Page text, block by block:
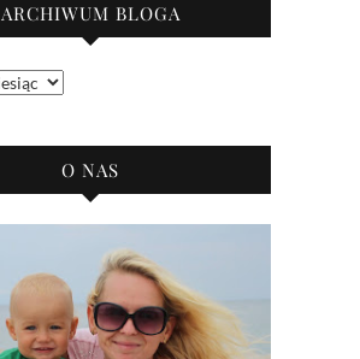
ARCHIWUM BLOGA
O NAS